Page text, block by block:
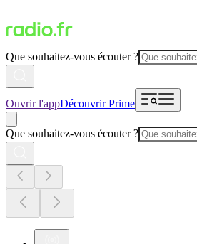
Que souhaitez-vous écouter ?
Ouvrir l'appDécouvrir Prime
Que souhaitez-vous écouter ?